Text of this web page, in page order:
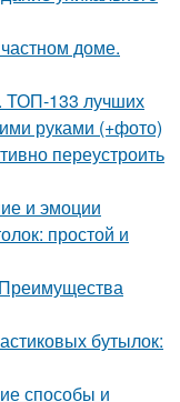
доме.
ТОП-133 лучших
руками (+фото)
переустроить
и эмоции
простой и
бутылок:
способы и